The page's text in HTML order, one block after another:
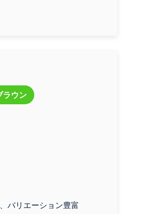
ラウン
バリエーション豊富